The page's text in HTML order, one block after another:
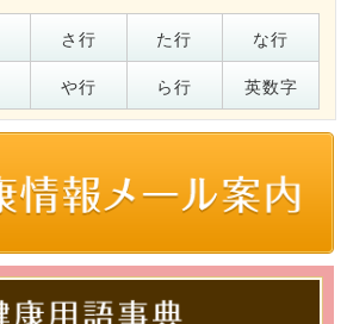
さ行 た行 な行
や行 ら行 英数字